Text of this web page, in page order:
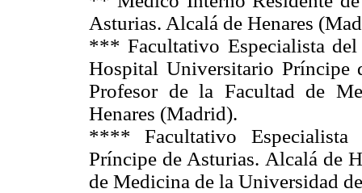
Asturias. Alcalá de Henares
*** Facultativo Especialista
Hospital Universitario Príncipe
Profesor de la Facultad de
Henares (Madrid).
**** Facultativo
Príncipe de Asturias. Alcalá de
de Medicina de la Universidad